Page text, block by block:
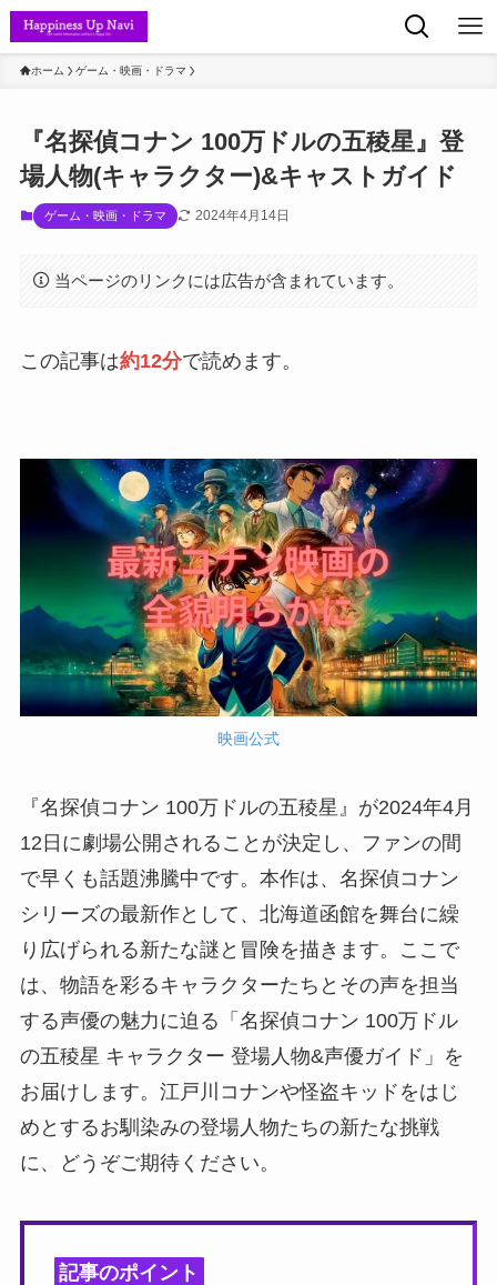
ホーム ゲーム・映画・ドラマ
『名探偵コナン 100万ドルの五稜星』登
場人物(キャラクター)&キャストガイド
ゲーム・映画・ドラマ 2024年4月14日
当ページのリンクには広告が含まれています。
この記事は約12分で読めます。
映画公式
『名探偵コナン 100万ドルの五稜星』が2024年4月
12日に劇場公開されることが決定し、ファンの間
で早くも話題沸騰中です。本作は、名探偵コナン
シリーズの最新作として、北海道函館を舞台に繰
り広げられる新たな謎と冒険を描きます。ここで
は、物語を彩るキャラクターたちとその声を担当
する声優の魅力に迫る「名探偵コナン 100万ドル
の五稜星 キャラクター 登場人物&声優ガイド」を
お届けします。江戸川コナンや怪盗キッドをはじ
めとするお馴染みの登場人物たちの新たな挑戦
に、どうぞご期待ください。
記事のポイント